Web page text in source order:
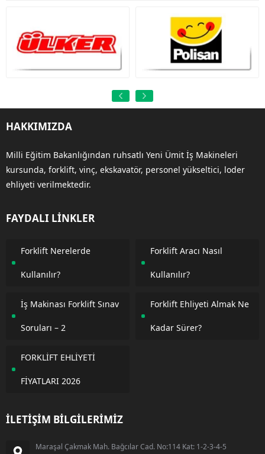
HAKKIMIZDA
Milli Eğitim Bakanlığından ruhsatlı Yeni Ümit İş Makineleri
kursunda, forklift, vinç, ekskavatör, personel yükseltici, loder
ehliyeti verilmektedir.
FAYDALI LİNKLER
Forklift Nerelerde
Kullanılır?
Forklift Aracı Nasıl
Kullanılır?
İş Makinası Forklift Sınav
Soruları – 2
Forklift Ehliyeti Almak Ne
Kadar Sürer?
FORKLİFT EHLİYETİ
FİYATLARI 2026
İLETİŞİM BİLGİLERİMİZ
Maraşal Çakmak Mah. Bağcılar Cad. No:114 Kat: 1-2-3-4-5